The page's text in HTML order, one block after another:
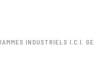
INDUSTRIELS I.C.I. GE